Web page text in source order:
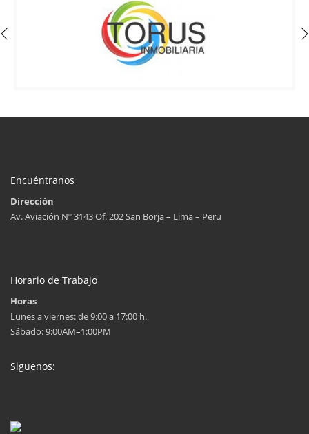
Encuéntranos
Dirección
Av. Aviación Nº 3143 Of. 202 San Borja – Lima – Peru
Horario de Trabajo
Horas
Lunes a viernes: de 9:00 a 17:00 h.
Sábado: 9:00AM–1:00PM
Siguenos: